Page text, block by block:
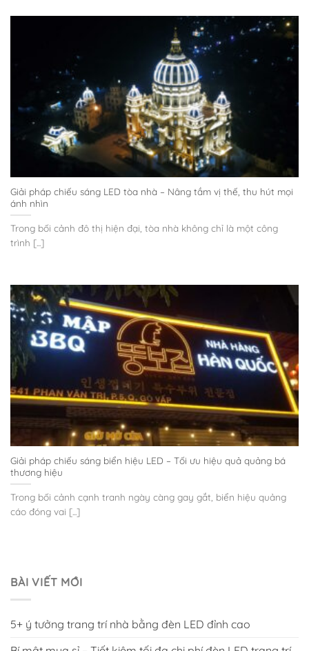
Giải pháp chiếu sáng LED tòa nhà – Nâng tầm vị thế, thu hút mọi
ánh nhìn
Trong bối cảnh đô thị hiện đại, tòa nhà không chỉ là một công
trình [...]
Giải pháp chiếu sáng biển hiệu LED – Tối ưu hiệu quả quảng bá
thương hiệu
Trong bối cảnh cạnh tranh ngày càng gay gắt, biển hiệu quảng
cáo đóng vai [...]
BÀI VIẾT MỚI
5+ ý tưởng trang trí nhà bằng đèn LED đỉnh cao